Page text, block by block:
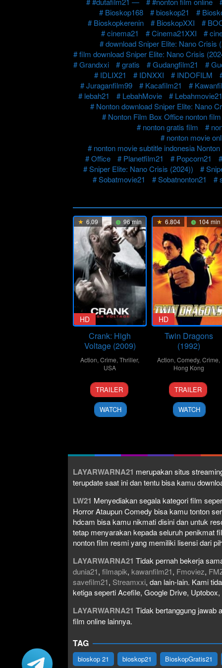
Bioskop168
bioskop21
Bioskopkerenin
BioskopXXI
cinema21
Cinema21XXI
download Sniper Elite: Nano Crisis
film download Sniper Elite: Nano Crisis
Grandxxi
gratis Gudangfilm21
IDLIX21
IDNXXI
INDOFILM
Juraganfilm99
Kacafilm21
lebah21
LebahMovie
Lebahmovie21
Nonton download Sniper Elite: Nano
Nonton Film Box Office nonton
nonton gratis film
nonton movie
nonton movie subtitle indonesia
Office
Planetfilm21
Popcorn21
Sniper Elite: Nano Crisis (2024))
Sobatmovie21
Sobatnonton21
6.09 96 min
HD
Crank: High
Voltage (2009)
Action, Crime, Thriller,
USA
16
Apr
2009
Mark
Neveldine
TRAILER
WATCH
6.804 104 min
HD
Twin Dragons
(1992)
Action, Comedy, Crime,
Hong Kong
15
Jan
1992
Ringo
Lam
Ling-
Tung
TRAILER
WATCH
LAYARWARNA21 merupakan situs
terupdate saat ini dan tentu bisa kamu
LW21 Menyediakan segala kategori film
Horror Ataupun Comedy bisa kamu tonton
hdcam bisa kamu nikmati disini dan untuk
tetap menyarakan kepada seluruh penikmat
nonton film resmi yang memiliki lisensi dari
LAYARWARNA21 Tidak pernah bekerja
dunia21, filmapik, kawanfilm21, Fmoviez,
savefilm21, Streamxxi, dan lain-lain. Kami
ketiga seperti Acefile, Google Drive,
LAYARWARNA21 Tidak bertanggung jawab
film online lainnya.
TAG
bioskop 21 bioskop21 BioskopGratis21